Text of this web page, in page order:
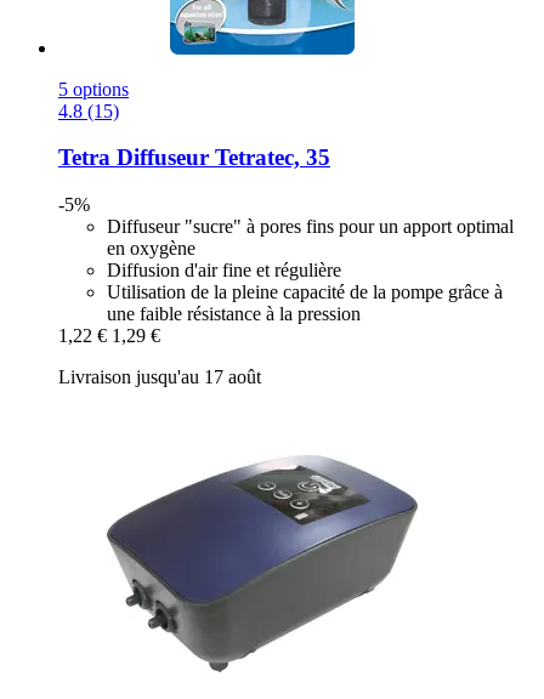
5 options
4.8 (15)
Tetra Diffuseur Tetratec, 35
-5%
Diffuseur "sucre" à pores fins pour un apport optimal
en oxygène
Diffusion d'air fine et régulière
Utilisation de la pleine capacité de la pompe grâce à
une faible résistance à la pression
1,22 € 1,29 €
Livraison jusqu'au 17 août